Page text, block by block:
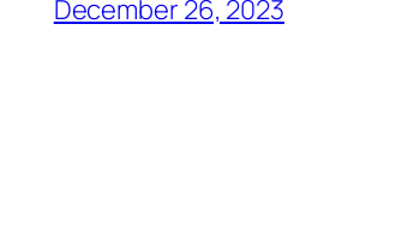
December 26, 2023